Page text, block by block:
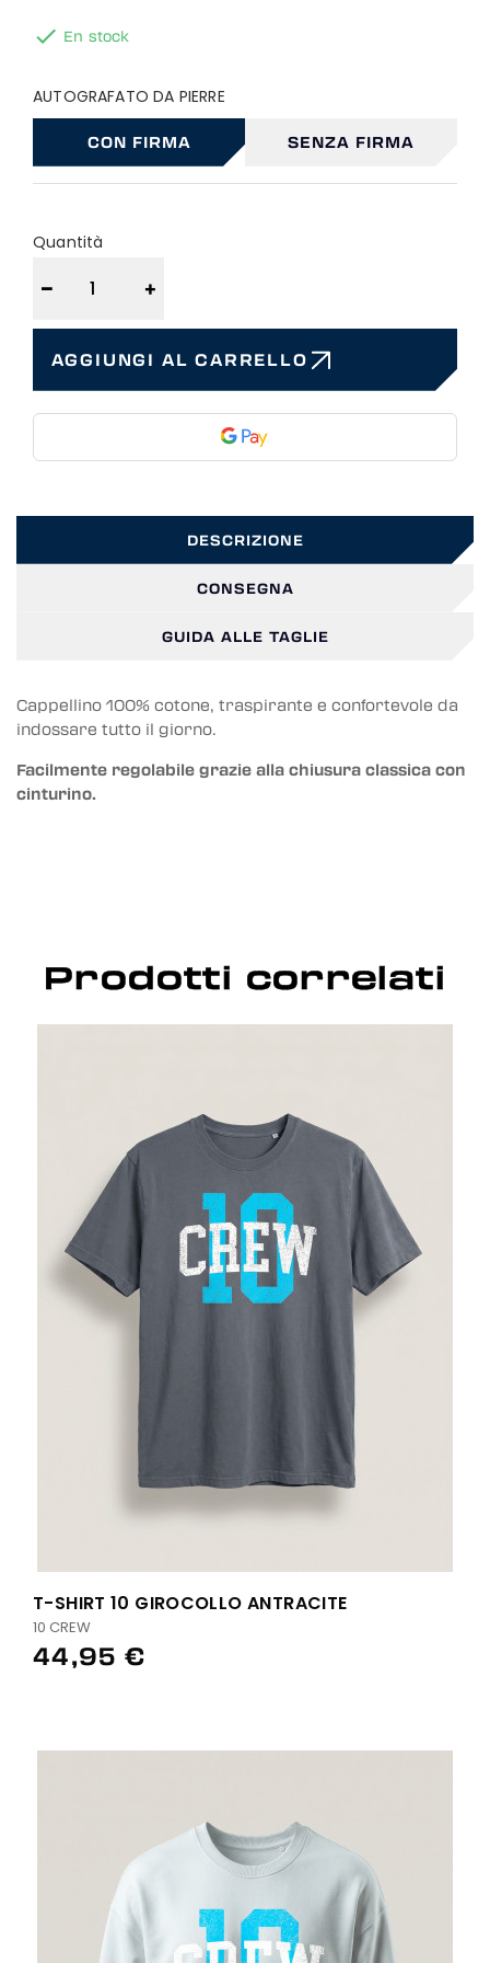
 En stock
AUTOGRAFATO DA PIERRE
CON FIRMA SENZA FIRMA
Quantità
− +
AGGIUNGI AL CARRELLO
DESCRIZIONE
CONSEGNA
GUIDA ALLE TAGLIE
Cappellino 100% cotone, traspirante e confortevole da
indossare tutto il giorno.
Facilmente regolabile grazie alla chiusura classica con
cinturino.
Prodotti correlati
T-SHIRT 10 GIROCOLLO ANTRACITE
10 CREW
44,95 €